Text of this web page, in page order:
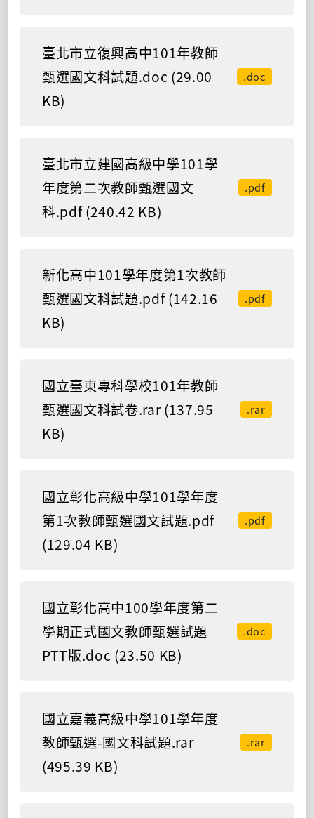
臺北市立復興高中101年教師
甄選國文科試題.doc (29.00
KB)
.doc
臺北市立建國高級中學101學
年度第二次教師甄選國文
科.pdf (240.42 KB)
.pdf
新化高中101學年度第1次教師
甄選國文科試題.pdf (142.16
KB)
.pdf
國立臺東專科學校101年教師
甄選國文科試卷.rar (137.95
KB)
.rar
國立彰化高級中學101學年度
第1次教師甄選國文試題.pdf
(129.04 KB)
.pdf
國立彰化高中100學年度第二
學期正式國文教師甄選試題
PTT版.doc (23.50 KB)
.doc
國立嘉義高級中學101學年度
教師甄選-國文科試題.rar
(495.39 KB)
.rar